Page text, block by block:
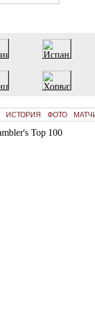
ИСТОРИЯ ФОТО